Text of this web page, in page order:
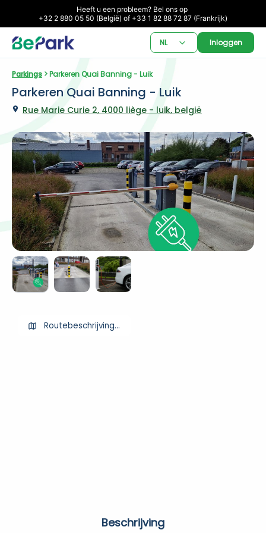
Heeft u een probleem? Bel ons op
+32 2 880 05 50 (België) of +33 1 82 88 72 87 (Frankrijk)
NL Inloggen
Parkings > Parkeren Quai Banning - Luik
Parkeren Quai Banning - Luik
Rue Marie Curie 2, 4000 liège - luik, belgië
Routebeschrijving ophalen
Beschrijving